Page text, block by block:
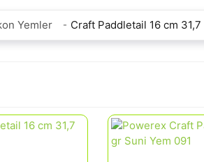
Yemler Craft Paddletail 16 cm